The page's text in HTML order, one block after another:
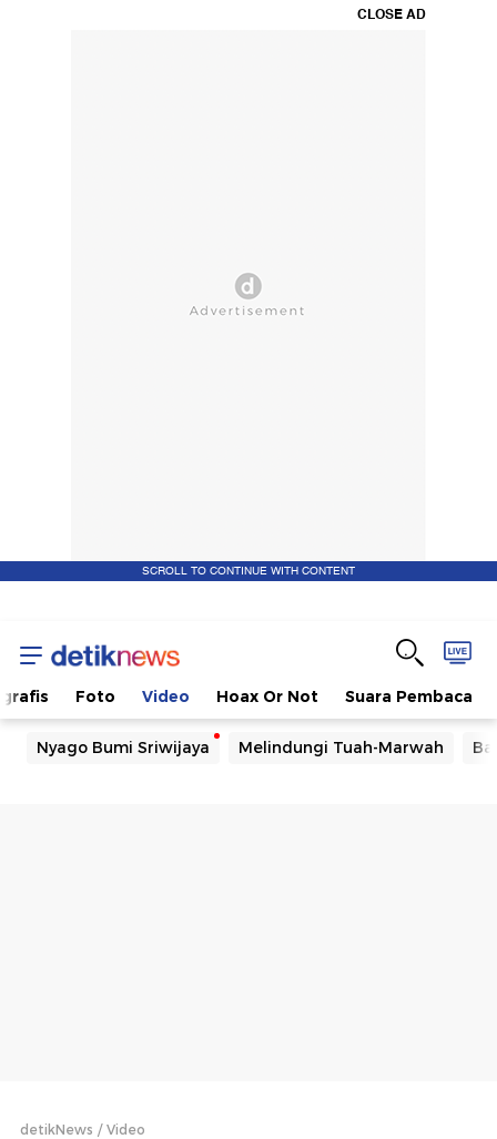
CLOSE AD
SCROLL TO CONTINUE WITH CONTENT
Foto Video Hoax Or Not Suara Pembaca
Nyago Bumi Sriwijaya Melindungi Tuah-Marwah
detikNews Video